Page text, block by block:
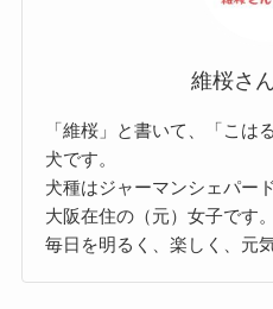
維桜さ
「維桜」と書いて、「こは
犬です。
犬種はジャーマンシェパード
大阪在住の（元）女子です。
毎日を明るく、楽しく、元